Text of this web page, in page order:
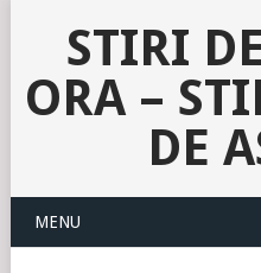
STIRI
ORA –
DE
MENU